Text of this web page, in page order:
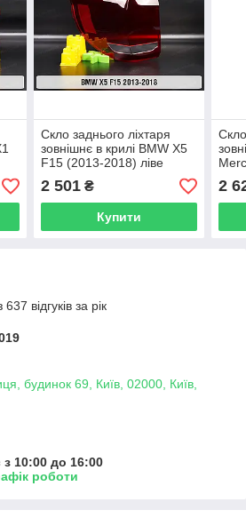
Скло заднього ліхтаря
зовнішнє в крилі BMW X5
F15 (2013-2018) ліве
2 501₴
Купити
2
відгуків за рік
будинок 69, Київ, 02000, Київ,
10:00 до 16:00
роботи